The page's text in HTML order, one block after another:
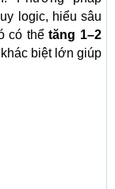
logic, hiểu sâu
có thểtăng 1–2
biệt lớn giúp